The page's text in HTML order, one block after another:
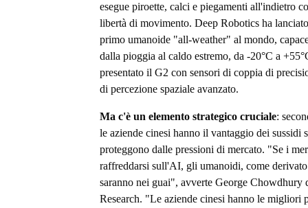
esegue piroette, calci e piegamenti all'indietro
libertà di movimento. Deep Robotics ha
primo umanoide "all-weather" al mondo,
dalla pioggia al caldo estremo, da -20°C a
presentato il G2 con sensori di coppia di
di percezione spaziale avanzato.
Ma c'è un elemento strategico cruciale:
le aziende cinesi hanno il vantaggio dei sussidi
proteggono dalle pressioni di mercato. "Se i
raffreddarsi sull'AI, gli umanoidi, come
saranno nei guai", avverte George Chowdhury
Research. "Le aziende cinesi hanno le migliori